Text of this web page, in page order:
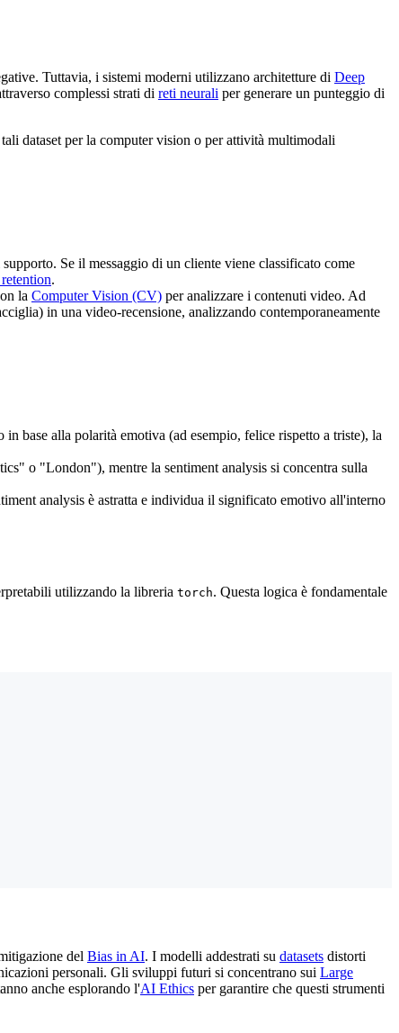
Tuttavia, i sistemi moderni utilizzano architetture di Deep
complessi strati di reti neurali per generare un punteggio di
dataset per la computer vision o per attività multimodali
Se il messaggio di un cliente viene classificato come
.
la Computer Vision (CV) per analizzare i contenuti video. Ad
in una video-recensione, analizzando contemporaneamente
base alla polarità emotiva (ad esempio, felice rispetto a triste), la
o "London"), mentre la sentiment analysis si concentra sulla
analysis è astratta e individua il significato emotivo all'interno
utilizzando la libreria torch. Questa logica è fondamentale
del Bias in AI. I modelli addestrati su datasets distorti
personali. Gli sviluppi futuri si concentrano sui Large
anche esplorando l'AI Ethics per garantire che questi strumenti